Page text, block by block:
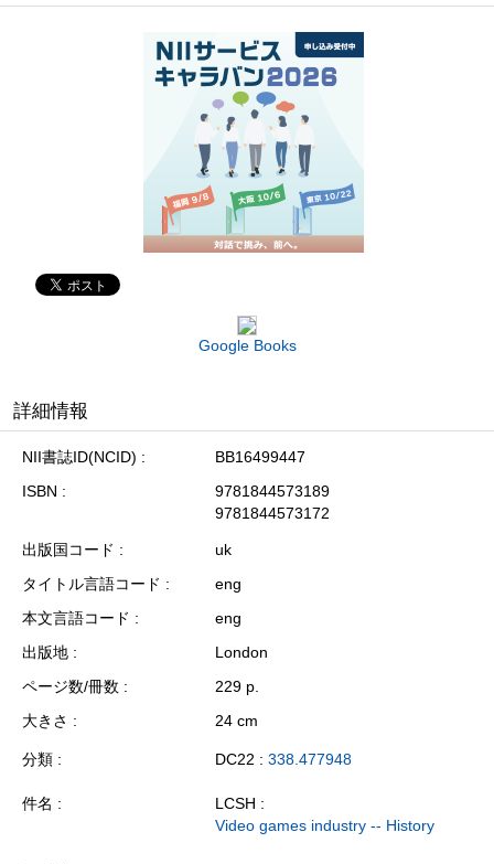
Google Books
詳細情報
NII書誌ID(NCID)
BB16499447
ISBN
9781844573189
9781844573172
出版国コード
uk
タイトル言語コード
eng
本文言語コード
eng
出版地
London
ページ数/冊数
229 p.
大きさ
24 cm
分類 DC22 : 338.477948
件名
LCSH :
Video games industry -- History